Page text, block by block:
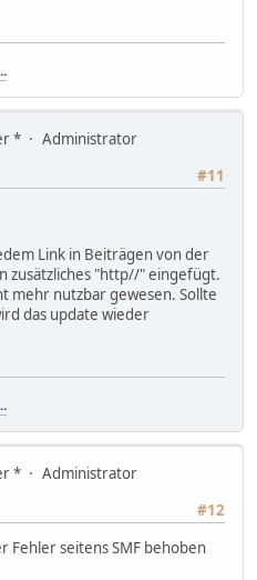
*
Administrator
#11
Link in Beiträgen von der
zusätzliches "http//" eingefügt.
mehr nutzbar gewesen. Sollte
das update wieder
*
Administrator
#12
Fehler seitens SMF behoben